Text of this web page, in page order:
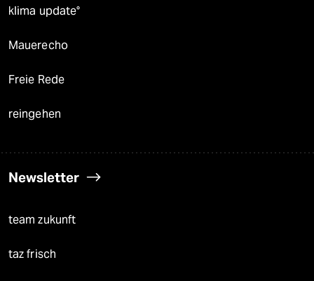
klima update°
Mauerecho
Freie Rede
reingehen
Newsletter
team zukunft
taz frisch